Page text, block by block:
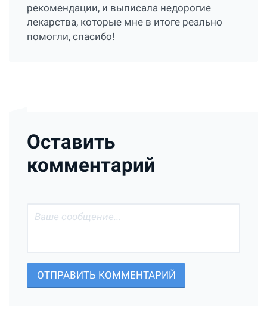
рекомендации, и выписала недорогие
лекарства, которые мне в итоге реально
помогли, спасибо!
Оставить
комментарий
ОТПРАВИТЬ КОММЕНТАРИЙ